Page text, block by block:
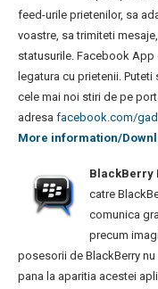
feed-urile prietenilor, sa
voastre, sa trimiteti
statusurile. Facebook App
legatura cu prietenii.
cele mai noi stiri de pe
adresa facebook.com/
More information/
BlackBerry
catre
comunica
precum
posesorii de BlackBerry
pana la aparitia acestei